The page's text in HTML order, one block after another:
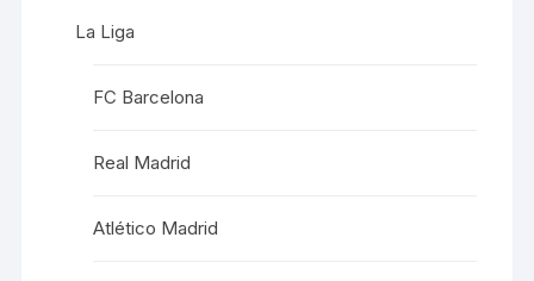
La Liga
FC Barcelona
Real Madrid
Atlético Madrid